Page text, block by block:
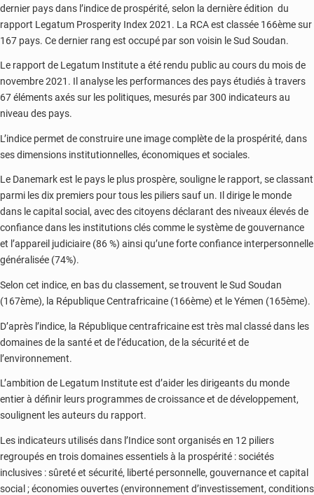
dernier pays dans l’indice de prospérité, selon la dernière édition du
rapport Legatum Prosperity Index 2021. La RCA est classée 166ème sur
167 pays. Ce dernier rang est occupé par son voisin le Sud Soudan.
Le rapport de Legatum Institute a été rendu public au cours du mois de
novembre 2021. Il analyse les performances des pays étudiés à travers
67 éléments axés sur les politiques, mesurés par 300 indicateurs au
niveau des pays.
L’indice permet de construire une image complète de la prospérité, dans
ses dimensions institutionnelles, économiques et sociales.
Le Danemark est le pays le plus prospère, souligne le rapport, se classant
parmi les dix premiers pour tous les piliers sauf un. Il dirige le monde
dans le capital social, avec des citoyens déclarant des niveaux élevés de
confiance dans les institutions clés comme le système de gouvernance
et l’appareil judiciaire (86 %) ainsi qu’une forte confiance interpersonnelle
généralisée (74%).
Selon cet indice, en bas du classement, se trouvent le Sud Soudan
(167ème), la République Centrafricaine (166ème) et le Yémen (165ème).
D’après l’indice, la République centrafricaine est très mal classé dans les
domaines de la santé et de l’éducation, de la sécurité et de
l’environnement.
L’ambition de Legatum Institute est d’aider les dirigeants du monde
entier à définir leurs programmes de croissance et de développement,
soulignent les auteurs du rapport.
Les indicateurs utilisés dans l’Indice sont organisés en 12 piliers
regroupés en trois domaines essentiels à la prospérité : sociétés
inclusives : sûreté et sécurité, liberté personnelle, gouvernance et capital
social ; économies ouvertes (environnement d’investissement, conditions